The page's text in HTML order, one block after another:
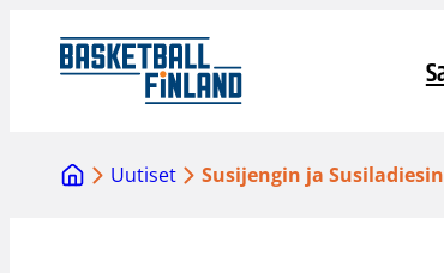
sisältöön
Uutiset Susijengin ja